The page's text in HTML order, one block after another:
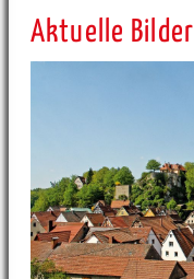
Aktuelle Bilder